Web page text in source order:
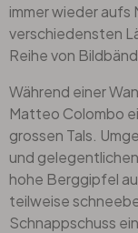
immer wieder
verschiedensten
Reihe von
Während einer
Matteo Colombo
grossen Tals.
und
hohe Berggipfel
teilweise
Schnappschuss